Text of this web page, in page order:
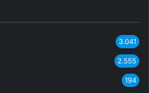
3.041
2.555
194